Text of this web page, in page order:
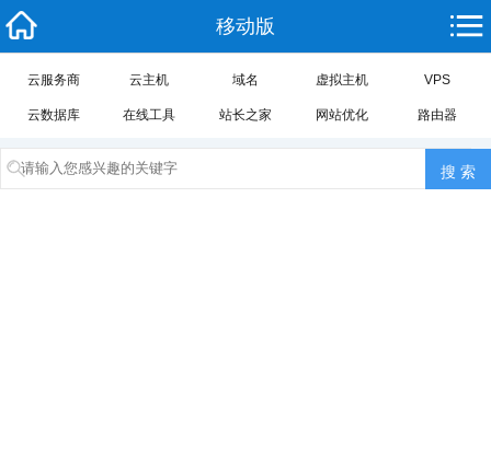
移动版
云服务商 云主机 域名 虚拟主机 VPS
云数据库 在线工具 站长之家 网站优化 路由器